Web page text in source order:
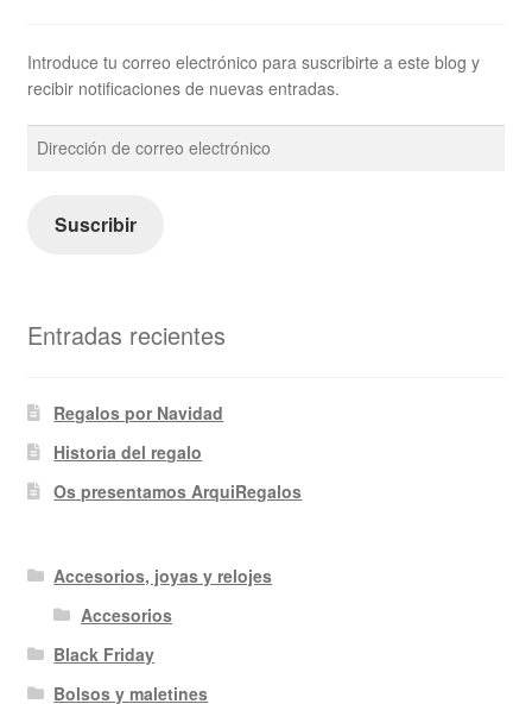
Introduce tu correo electrónico para suscribirte a este blog y
recibir notificaciones de nuevas entradas.
Dirección
de
electrónico
Suscribir
Entradas recientes
Regalos por Navidad
Historia del regalo
Os presentamos ArquiRegalos
Accesorios, joyas y relojes
Accesorios
Black Friday
Bolsos y maletines